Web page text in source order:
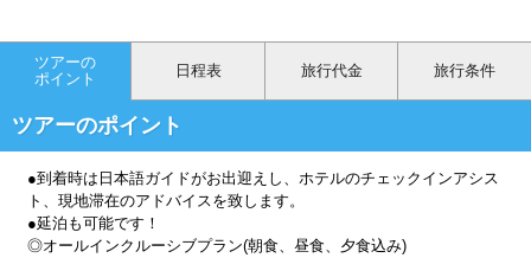
ツアーの
ポイント
日程表 旅行代金 旅行条件
ツアーのポイント
●到着時は日本語ガイドがお出迎えし、ホテルのチェックインアシス
ト、現地滞在のアドバイスを致します。
●延泊も可能です！
◎オールインクルーシブプラン(朝食、昼食、夕食込み)